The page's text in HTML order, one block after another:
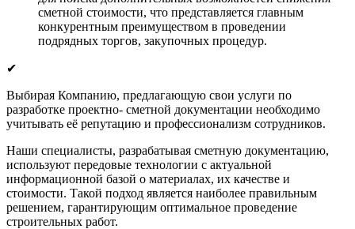
сметной стоимости, что представляется главным
конкурентным преимуществом в проведении
подрядных торгов, закупочных процедур.
✔
Выбирая Компанию, предлагающую свои услуги по
разработке проектно- сметной документации необходимо
учитывать её репутацию и профессионализм сотрудников.
Наши специалисты, разрабатывая сметную документацию,
используют передовые технологии с актуальной
информационной базой о материалах, их качестве и
стоимости. Такой подход является наиболее правильным
решением, гарантирующим оптимальное проведение
строительных работ.